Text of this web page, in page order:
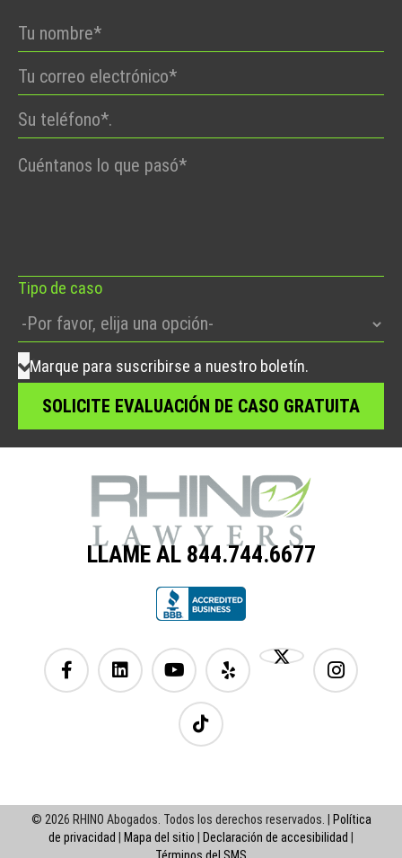
Por
Tipo de caso
Marque para suscribirse a nuestro boletín.
LLAME AL 844.744.6677
© 2026 RHINO Abogados. Todos los derechos reservados. |
Política
de privacidad
Mapa del sitio Declaración de accesibilidad